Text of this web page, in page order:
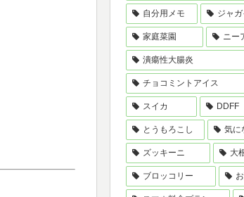
自分用メモ ジャ
家庭菜園 ニー
潰瘍性大腸炎
チョコミントアイス
スイカ DDFF
とうもろこし 気に
ズッキーニ 大
ブロッコリー